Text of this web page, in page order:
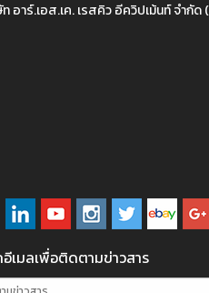
อาร์.เอส.เค. เรสคิว อีควิปเม้นท์ จำกั
เมลเพื่อติดตามข่าวสาร